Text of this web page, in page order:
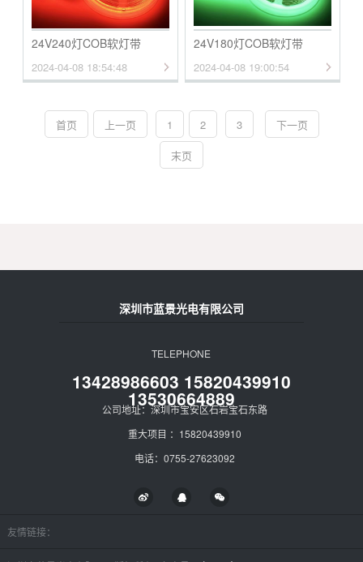
24V240灯COB软灯带
2024-04-08 18:54:48
24V180灯COB软灯带
2024-04-08 19:00:54
首页 上一页 1 2 3
下一页
末页
深圳市蓝景光电有限公司
TELEPHONE
13428986603 15820439910
13530664889
公司地址：深圳市宝安区石岩宝石东路
重大项目 ：15820439910
电话：0755-27623092
友情链接：